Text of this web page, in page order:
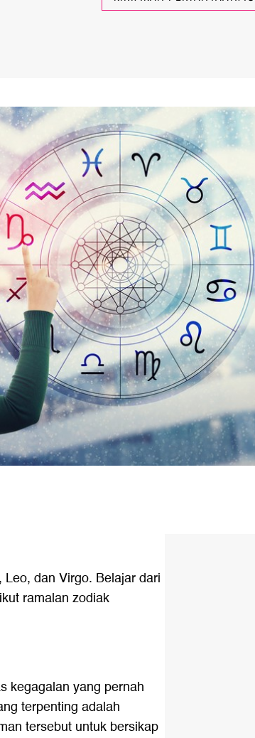
dan Virgo. Belajar dari
ramalan zodiak
kegagalan yang pernah
terpenting adalah
tersebut untuk bersikap